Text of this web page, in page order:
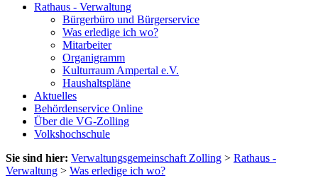
Rathaus - Verwaltung
Bürgerbüro und Bürgerservice
Was erledige ich wo?
Mitarbeiter
Organigramm
Kulturraum Ampertal e.V.
Haushaltspläne
Aktuelles
Behördenservice Online
Über die VG-Zolling
Volkshochschule
Sie sind hier: Verwaltungsgemeinschaft Zolling > Rathaus -
Verwaltung > Was erledige ich wo?